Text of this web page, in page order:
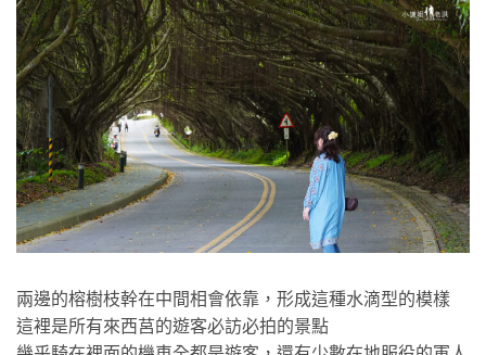
兩邊的榕樹枝幹在中間相會依靠，形成這種水滴型的模樣
這裡是所有來西莒的遊客必訪必拍的景點